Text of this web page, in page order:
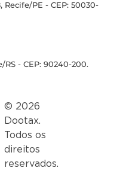
Recife/PE - CEP: 50030-
RS - CEP: 90240-200.
© 2026
Dootax.
Todos os
direitos
reservados.